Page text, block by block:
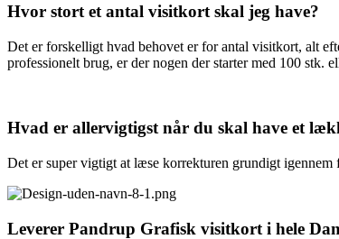
Hvor stort et antal visitkort skal jeg have?
Det er forskelligt hvad behovet er for antal visitkort, alt
professionelt brug, er der nogen der starter med 100 stk.
Hvad er allervigtigst når du skal have et
Det er super vigtigt at læse korrekturen grundigt
Leverer Pandrup Grafisk visitkort i hele